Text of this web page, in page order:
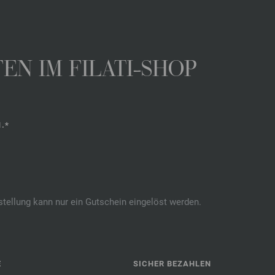
IM FILATI-SHOP
kann nur ein Gutschein eingelöst werden.
SICHER BEZAHLEN